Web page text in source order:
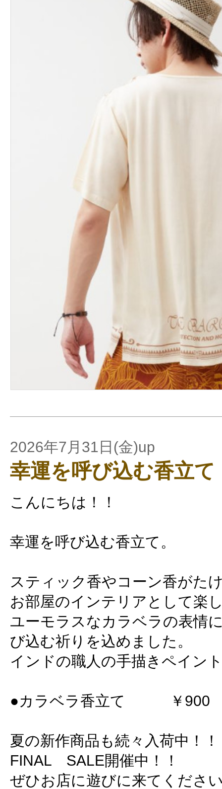
2026年7月31日(金)up
幸運を呼び込む香立て
こんにちは！！
幸運を呼び込む香立て。
スティック香やコーン香がた
お部屋のインテリアとして楽
ユーモラスなカラベラの表情
び込む祈りを込めました。
インドの職人の手描きペイン
●カラベラ香立て ￥900
夏の新作商品も続々入荷中！！
FINAL SALE開催中！！
ぜひお店に遊びに来てくださ